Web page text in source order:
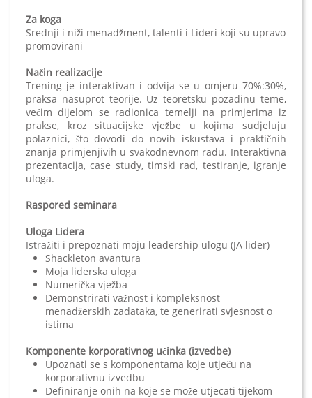
Za koga
Srednji i niži menadžment, talenti i Lideri koji su upravo
promovirani
Način realizacije
Trening je interaktivan i odvija se u omjeru 70%:30%,
praksa nasuprot teorije. Uz teoretsku pozadinu teme,
većim dijelom se radionica temelji na primjerima iz
prakse, kroz situacijske vježbe u kojima sudjeluju
polaznici, što dovodi do novih iskustava i praktičnih
znanja primjenjivih u svakodnevnom radu. Interaktivna
prezentacija, case study, timski rad, testiranje, igranje
uloga.
Raspored seminara
Uloga Lidera
Istražiti i prepoznati moju leadership ulogu (JA lider)
Shackleton avantura
Moja liderska uloga
Numerička vježba
Demonstrirati važnost i kompleksnost
menadžerskih zadataka, te generirati svjesnost o
istima
Komponente korporativnog učinka (izvedbe)
Upoznati se s komponentama koje utječu na
korporativnu izvedbu
Definiranje onih na koje se može utjecati tijekom